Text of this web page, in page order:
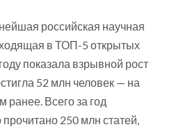
российская научная
в ТОП-5 открытых
показала взрывной рост
52 млн человек — на
ранее. Всего за год
250 млн статей,